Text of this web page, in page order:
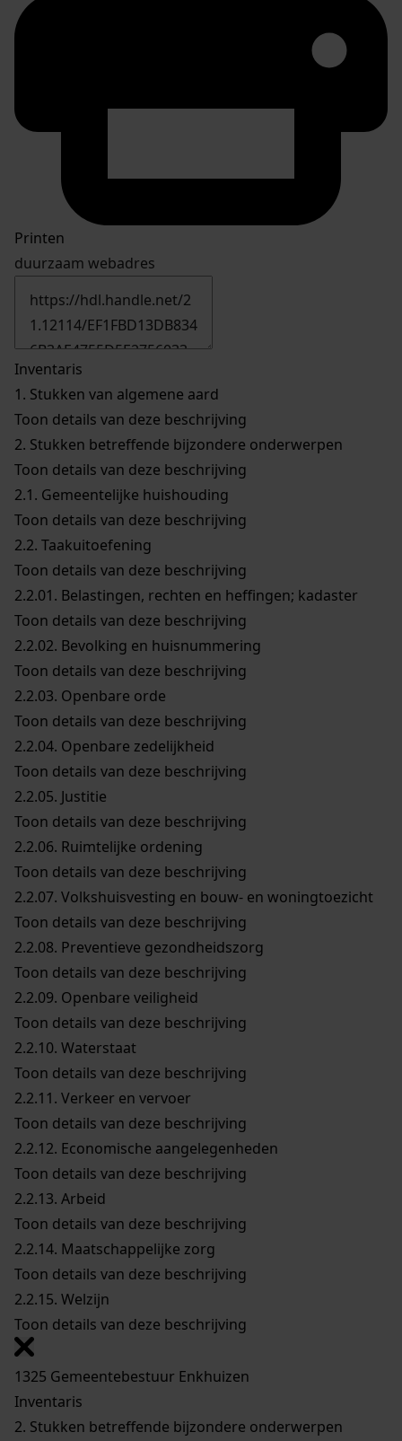
Printen
duurzaam webadres
Inventaris
1. Stukken van algemene aard
Toon details van deze beschrijving
2. Stukken betreffende bijzondere onderwerpen
Toon details van deze beschrijving
2.1. Gemeentelijke huishouding
Toon details van deze beschrijving
2.2. Taakuitoefening
Toon details van deze beschrijving
2.2.01. Belastingen, rechten en heffingen; kadaster
Toon details van deze beschrijving
2.2.02. Bevolking en huisnummering
Toon details van deze beschrijving
2.2.03. Openbare orde
Toon details van deze beschrijving
2.2.04. Openbare zedelijkheid
Toon details van deze beschrijving
2.2.05. Justitie
Toon details van deze beschrijving
2.2.06. Ruimtelijke ordening
Toon details van deze beschrijving
2.2.07. Volkshuisvesting en bouw- en woningtoezicht
Toon details van deze beschrijving
2.2.08. Preventieve gezondheidszorg
Toon details van deze beschrijving
2.2.09. Openbare veiligheid
Toon details van deze beschrijving
2.2.10. Waterstaat
Toon details van deze beschrijving
2.2.11. Verkeer en vervoer
Toon details van deze beschrijving
2.2.12. Economische aangelegenheden
Toon details van deze beschrijving
2.2.13. Arbeid
Toon details van deze beschrijving
2.2.14. Maatschappelijke zorg
Toon details van deze beschrijving
2.2.15. Welzijn
Toon details van deze beschrijving
1325 Gemeentebestuur Enkhuizen
Inventaris
2. Stukken betreffende bijzondere onderwerpen